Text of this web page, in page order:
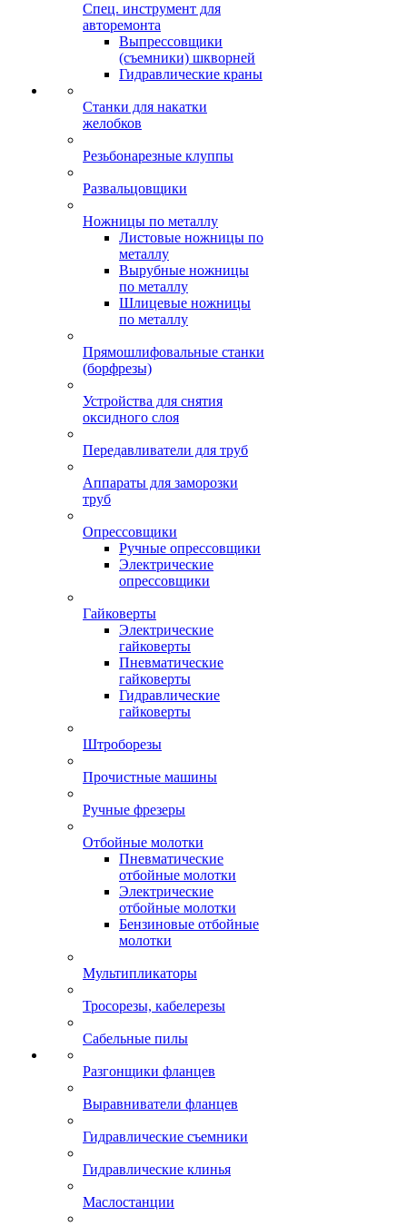
Спец. инструмент для
авторемонта
Выпрессовщики
(съемники) шкворней
Гидравлические краны
Станки для накатки
желобков
Резьбонарезные клуппы
Развальцовщики
Ножницы по металлу
Листовые ножницы по
металлу
Вырубные ножницы
по металлу
Шлицевые ножницы
по металлу
Прямошлифовальные станки
(борфрезы)
Устройства для снятия
оксидного слоя
Передавливатели для труб
Аппараты для заморозки
труб
Опрессовщики
Ручные опрессовщики
Электрические
опрессовщики
Гайковерты
Электрические
гайковерты
Пневматические
гайковерты
Гидравлические
гайковерты
Штроборезы
Прочистные машины
Ручные фрезеры
Отбойные молотки
Пневматические
отбойные молотки
Электрические
отбойные молотки
Бензиновые отбойные
молотки
Мультипликаторы
Тросорезы, кабелерезы
Сабельные пилы
Разгонщики фланцев
Выравниватели фланцев
Гидравлические съемники
Гидравлические клинья
Маслостанции